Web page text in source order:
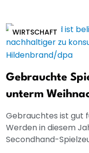
WIRTSCHAFT
Gebrauchte
unterm
Gebrauchtes ist gut
Werden in diesem
Secondhand-